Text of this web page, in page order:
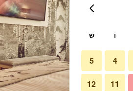
ו ש
4
5
11
12